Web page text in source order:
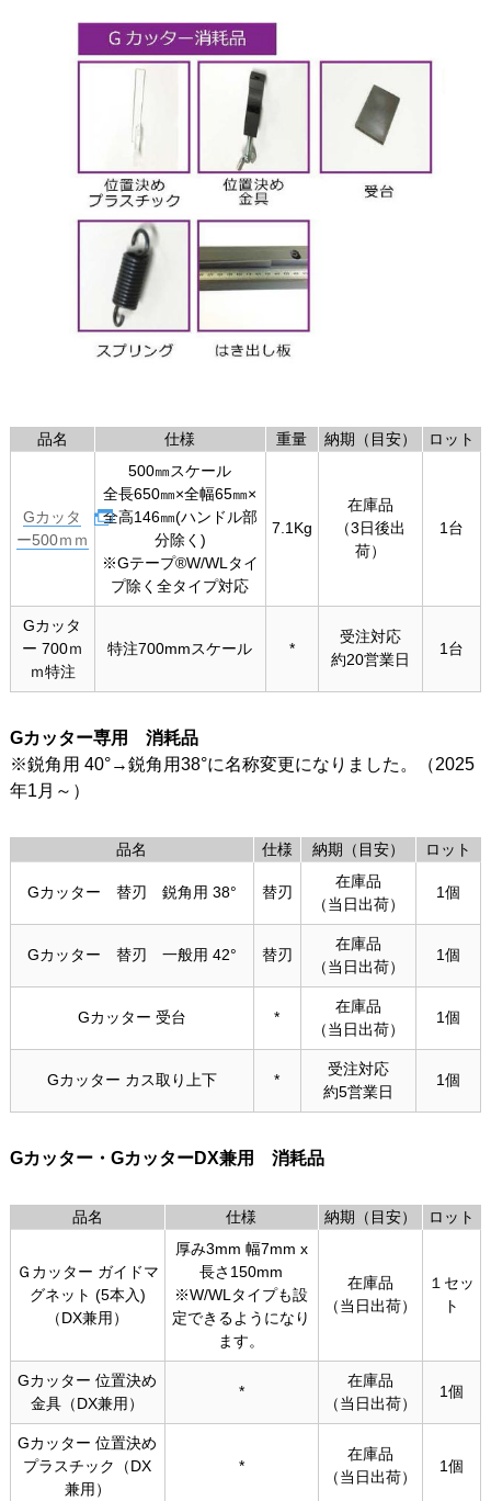
品名 仕様 重量 納期（目安） ロット
Gカッタ
ー500ｍｍ
500㎜スケール
全長650㎜×全幅65㎜×
全高146㎜(ハンドル部
分除く)
※Gテープ®W/WLタイ
プ除く全タイプ対応
7.1Kg
在庫品
（3日後出
荷）
1台
Gカッタ
ー 700ｍ
ｍ特注
特注700mmスケール *
受注対応
約20営業日
1台
Gカッター専用 消耗品
※鋭角用 40°→鋭角用38°に名称変更になりました。（2025
年1月～）
品名 仕様 納期（目安） ロット
Gカッター 替刃 鋭角用 38° 替刃
在庫品
（当日出荷）
1個
Gカッター 替刃 一般用 42° 替刃
在庫品
（当日出荷）
1個
Gカッター 受台 *
在庫品
（当日出荷）
1個
Gカッター カス取り上下 *
受注対応
約5営業日
1個
Gカッター・GカッターDX兼用 消耗品
品名 仕様 納期（目安） ロット
Ｇカッター ガイドマ
グネット (5本入)
（DX兼用）
厚み3mm 幅7mm x
長さ150mm
※W/WLタイプも設
定できるようになり
ます。
在庫品
（当日出荷）
１セッ
ト
Gカッター 位置決め
金具（DX兼用）
*
在庫品
（当日出荷）
1個
Gカッター 位置決め
プラスチック（DX
兼用）
*
在庫品
（当日出荷）
1個